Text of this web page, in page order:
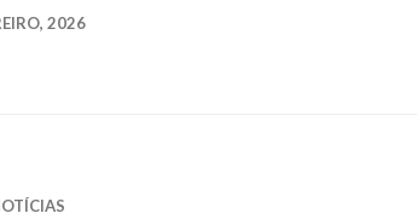
2026